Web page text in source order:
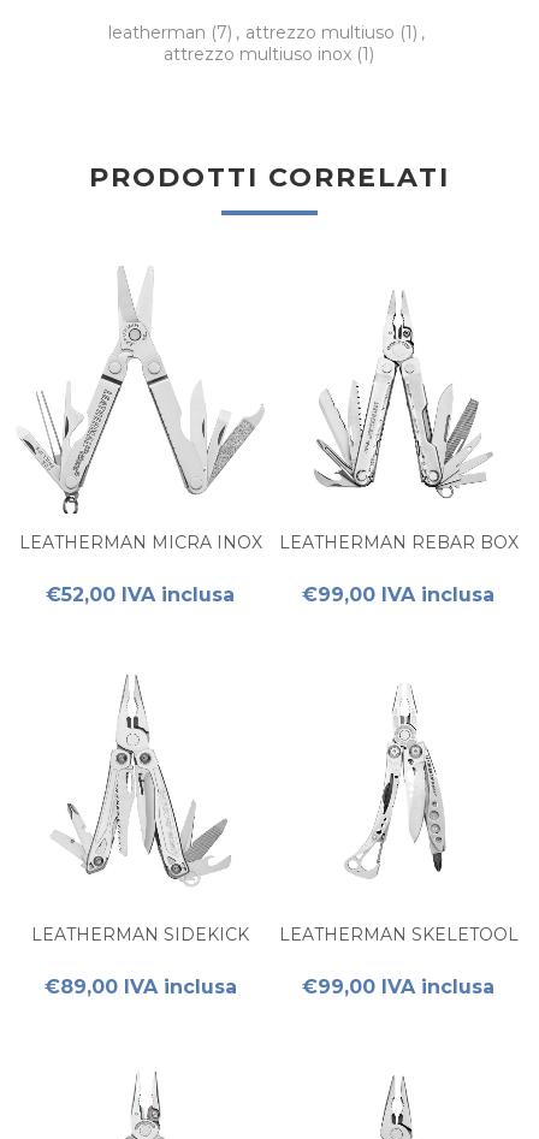
leatherman (7) , attrezzo multiuso (1) ,
attrezzo multiuso inox (1)
PRODOTTI CORRELATI
LEATHERMAN MICRA INOX
€52,00 IVA inclusa
LEATHERMAN REBAR BOX
€99,00 IVA inclusa
LEATHERMAN SIDEKICK
€89,00 IVA inclusa
LEATHERMAN SKELETOOL
€99,00 IVA inclusa